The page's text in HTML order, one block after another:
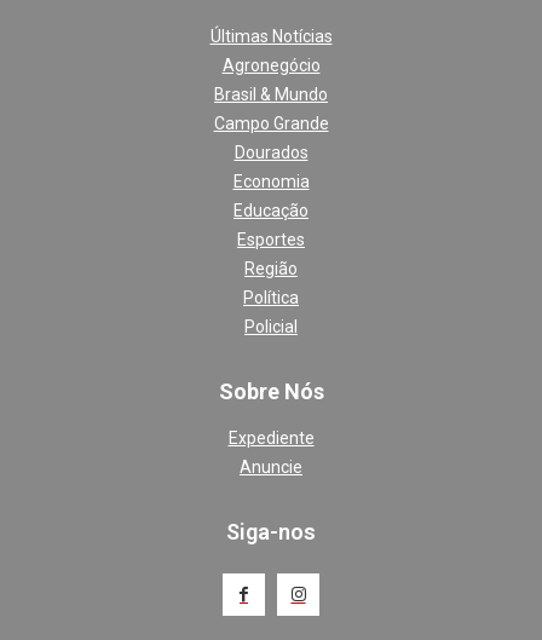
Últimas Notícias
Agronegócio
Brasil & Mundo
Campo Grande
Dourados
Economia
Educação
Esportes
Região
Política
Policial
Sobre Nós
Expediente
Anuncie
Siga-nos